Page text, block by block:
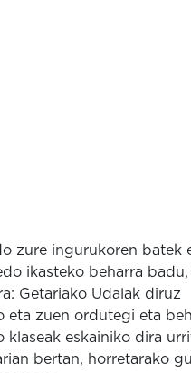
zure ingurukoren batek
ikasteko beharra badu,
Getariako Udalak diruz
eta zuen ordutegi eta
klaseak eskainiko dira
bertan, horretarako